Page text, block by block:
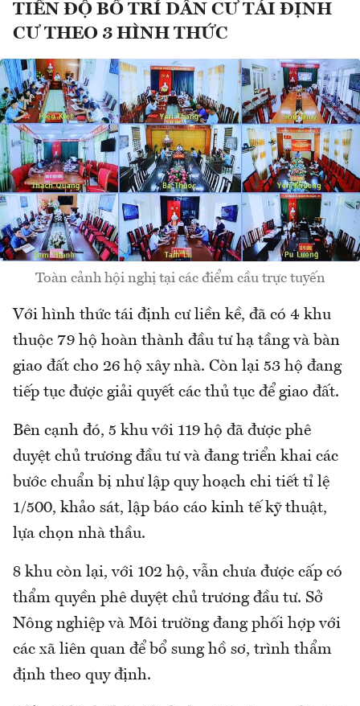
TIẾN ĐỘ BỐ TRÍ DÂN CƯ TÁI ĐỊNH
CƯ THEO 3 HÌNH THỨC
Toàn cảnh hội nghị tại các điểm cầu trực tuyến
Với hình thức tái định cư liền kề, đã có 4 khu
thuộc 79 hộ hoàn thành đầu tư hạ tầng và bàn
giao đất cho 26 hộ xây nhà. Còn lại 53 hộ đang
tiếp tục được giải quyết các thủ tục để giao đất.
Bên cạnh đó, 5 khu với 119 hộ đã được phê
duyệt chủ trương đầu tư và đang triển khai các
bước chuẩn bị như lập quy hoạch chi tiết tỉ lệ
1/500, khảo sát, lập báo cáo kinh tế kỹ thuật,
lựa chọn nhà thầu.
8 khu còn lại, với 102 hộ, vẫn chưa được cấp có
thẩm quyền phê duyệt chủ trương đầu tư. Sở
Nông nghiệp và Môi trường đang phối hợp với
các xã liên quan để bổ sung hồ sơ, trình thẩm
định theo quy định.